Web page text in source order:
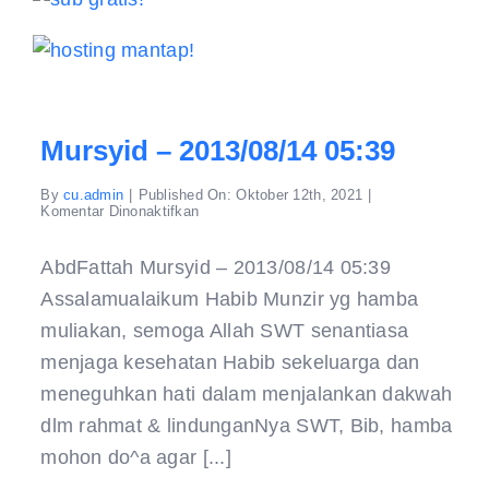
Mursyid – 2013/08/14 05:39
Bycu.admin Published On: Oktober 12th, 2021
Komentar Dinonaktifkanpada
2013/08/14
05:39
AbdFattah Mursyid – 2013/08/14 05:39
Assalamualaikum Habib Munzir yg hamba
muliakan, semoga Allah SWT senantiasa
menjaga kesehatan Habib sekeluarga dan
meneguhkan hati dalam menjalankan dakwah
dlm rahmat & lindunganNya SWT, Bib, hamba
mohon do^a agar [...]